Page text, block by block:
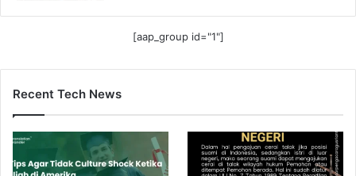
[aap_group id="1"]
Recent Tech News